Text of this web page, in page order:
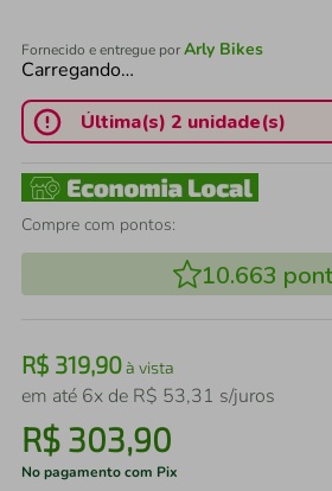
Fornecido e entregue porArly Bikes
Carregando…
Última(s) 2 unidade(s)
Compre com pontos:
10.663
R$ 319,90à vista
em até 6x de R$ 53,31 s/juros
R$ 303,90
No pagamento com Pix